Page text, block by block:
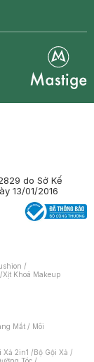
do Sở Kế
13/01/2016
/
/Xịt Khoá Makeup
Mắt / Môi
Xả 2in1 /Bộ Gội Xả /